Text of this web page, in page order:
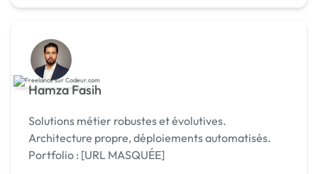
Hamza Fasih
Solutions métier robustes et évolutives.
Architecture propre, déploiements automatisés.
Portfolio : [URL MASQUÉE]